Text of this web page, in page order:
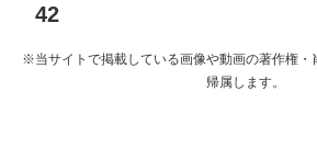
42
※当サイトで掲載している画像や動画の著作権・
帰属します。